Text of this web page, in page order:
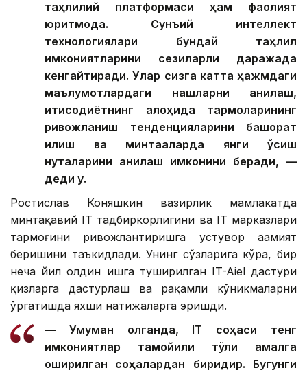
таҳлилий платформаси ҳам фаолият
юритмоқда. Сунъий интеллект
технологиялари бундай таҳлил
имкониятларини сезиларли даражада
кенгайтиради. Улар сизга катта ҳажмдаги
маълумотлардаги нақшларни аниқлаш,
иқтисодиётнинг алоҳида тармоқларининг
ривожланиш тенденцияларини башорат
қилиш ва минтақаларда янги ўсиш
нуқталарини аниқлаш имконини беради, —
деди у.
Ростислав Коняшкин вазирлик мамлакатда
минтақавий IТ тадбиркорлигини ва IТ марказлари
тармоғини ривожлантиришга устувор аҳамият
беришини таъкидлади. Унинг сўзларига кўра, бир
неча йил олдин ишга туширилган IT-Aiel дастури
қизларга дастурлаш ва рақамли кўникмаларни
ўргатишда яхши натижаларга эришди.
— Умуман олганда, IТ соҳаси тенг
имкониятлар тамойили тўлиқ амалга
оширилган соҳалардан биридир. Бугунги